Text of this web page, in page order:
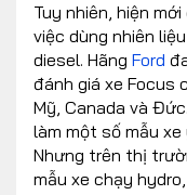
Tuy nhiên, hiện
việc dùng nhiên
diesel. Hãng Ford
đánh giá xe Focus
Mỹ, Canada và
làm một số mẫu
Nhưng trên thị
mẫu xe chạy